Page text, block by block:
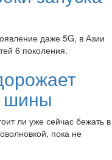
даже 5G, в Азии
6 поколения.
шины
ли уже сейчас бежать в
пока не